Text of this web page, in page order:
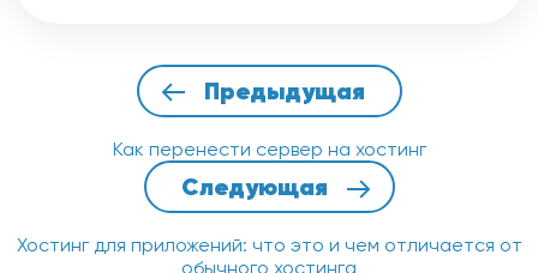
Предыдущая
Как перенести сервер на хостинг
Следующая
Хостинг для приложений: что это и чем отличается от
обычного хостинга